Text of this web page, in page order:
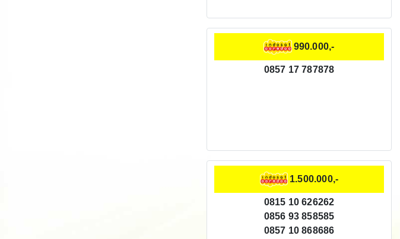
990.000,-
0857 17 787878
1.500.000,-
0815 10 626262
0856 93 858585
0857 10 868686